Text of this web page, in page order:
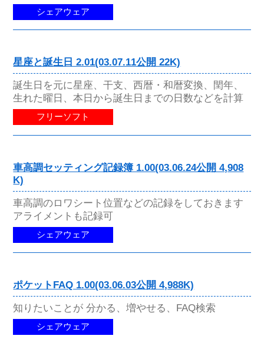
シェアウェア
星座と誕生日 2.01(03.07.11公開 22K)
誕生日を元に星座、干支、西暦・和暦変換、閏年、
生れた曜日、本日から誕生日までの日数などを計算
フリーソフト
車高調セッティング記録簿 1.00(03.06.24公開 4,908
K)
車高調のロワシート位置などの記録をしておきます
アライメントも記録可
シェアウェア
ポケットFAQ 1.00(03.06.03公開 4,988K)
知りたいことが 分かる、増やせる、FAQ検索
シェアウェア